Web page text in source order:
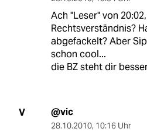
Ach "Leser" von
Rechtsverständnis?
abgefackelt? Aber
schon cool...
die BZ steht dir
V @vic
28.10.2010, 10:16 Uhr